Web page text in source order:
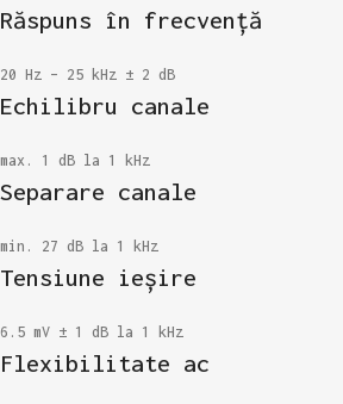
Răspuns în frecvență
20 Hz – 25 kHz ± 2 dB
Echilibru canale
max. 1 dB la 1 kHz
Separare canale
min. 27 dB la 1 kHz
Tensiune ieșire
6.5 mV ± 1 dB la 1 kHz
Flexibilitate ac